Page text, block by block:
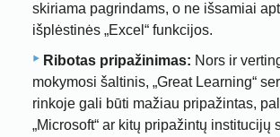
skiriama pagrindams, o ne išsamiai
išplėstinės „Excel“ funkcijos.
Ribotas pripažinimas: Nors ir
mokymosi šaltinis, „Great Learning“
rinkoje gali būti mažiau pripažintas,
„Microsoft“ ar kitų pripažintų institucijų